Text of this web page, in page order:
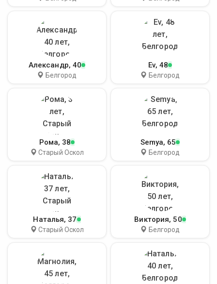
Александр, 40
Белгород
Ev, 48
Белгород
Рома, 38
Старый Оскол
Semya, 65
Белгород
Наталья, 37
Старый Оскол
Виктория, 50
Белгород